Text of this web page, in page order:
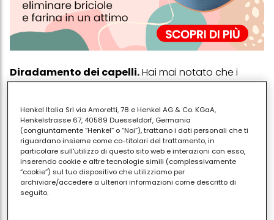
Diradamento dei capelli.Hai mai notato che i
dei capelli di tipo femminile o un'attaccatura dei
capelli sfuggente - condizioni che vengono con una
lunga lista di cause (alopecia da trazione, perdita di
capelli postpartum e altre delineate qui ), ma spesso
si tratta di invecchiamento dei capelli. Proprio come i
tuoi capelli perdono pigmento nel tempo, anche la
Henkel Italia Srl via Amoretti, 78 e Henkel AG & Co. KGaA,
Henkelstrasse 67, 40589 Duesseldorf, Germania
(congiuntamente “Henkel” o “Noi”), trattano i dati personali che ti
riguardano insieme come co-titolari del trattamento, in
particolare sull'utilizzo di questo sito web e interazioni con esso,
inserendo cookie e altre tecnologie simili (complessivamente
“cookie”) sul tuo dispositivo che utilizziamo per
archiviare/accedere a ulteriori informazioni come descritto di
seguito.